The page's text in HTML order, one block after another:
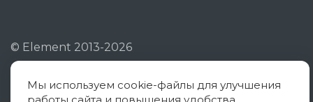
© Element 2013-2026
Политика конфиденциальности
Мы используем cookie-файлы для улучшения